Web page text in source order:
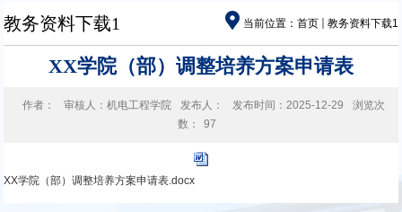
当前位置： 首页 教务资料下载1
教务资料下载1
XX学院（部）调整培养方案申请表
作者： 审核人：机电工程学院 发布人： 发布时间：2025-12-29
浏览次
数：
97
XX学院（部）调整培养方案申请表.docx